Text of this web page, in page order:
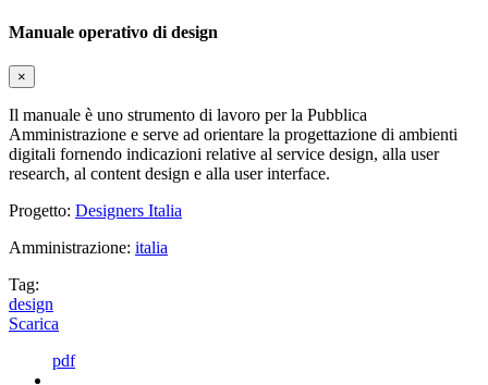
Manuale operativo di design
×
Il manuale è uno strumento di lavoro per la Pubblica
Amministrazione e serve ad orientare la progettazione di ambienti
digitali fornendo indicazioni relative al service design, alla user
research, al content design e alla user interface.
Progetto: Designers Italia
Amministrazione: italia
Tag:
design
Scarica
pdf